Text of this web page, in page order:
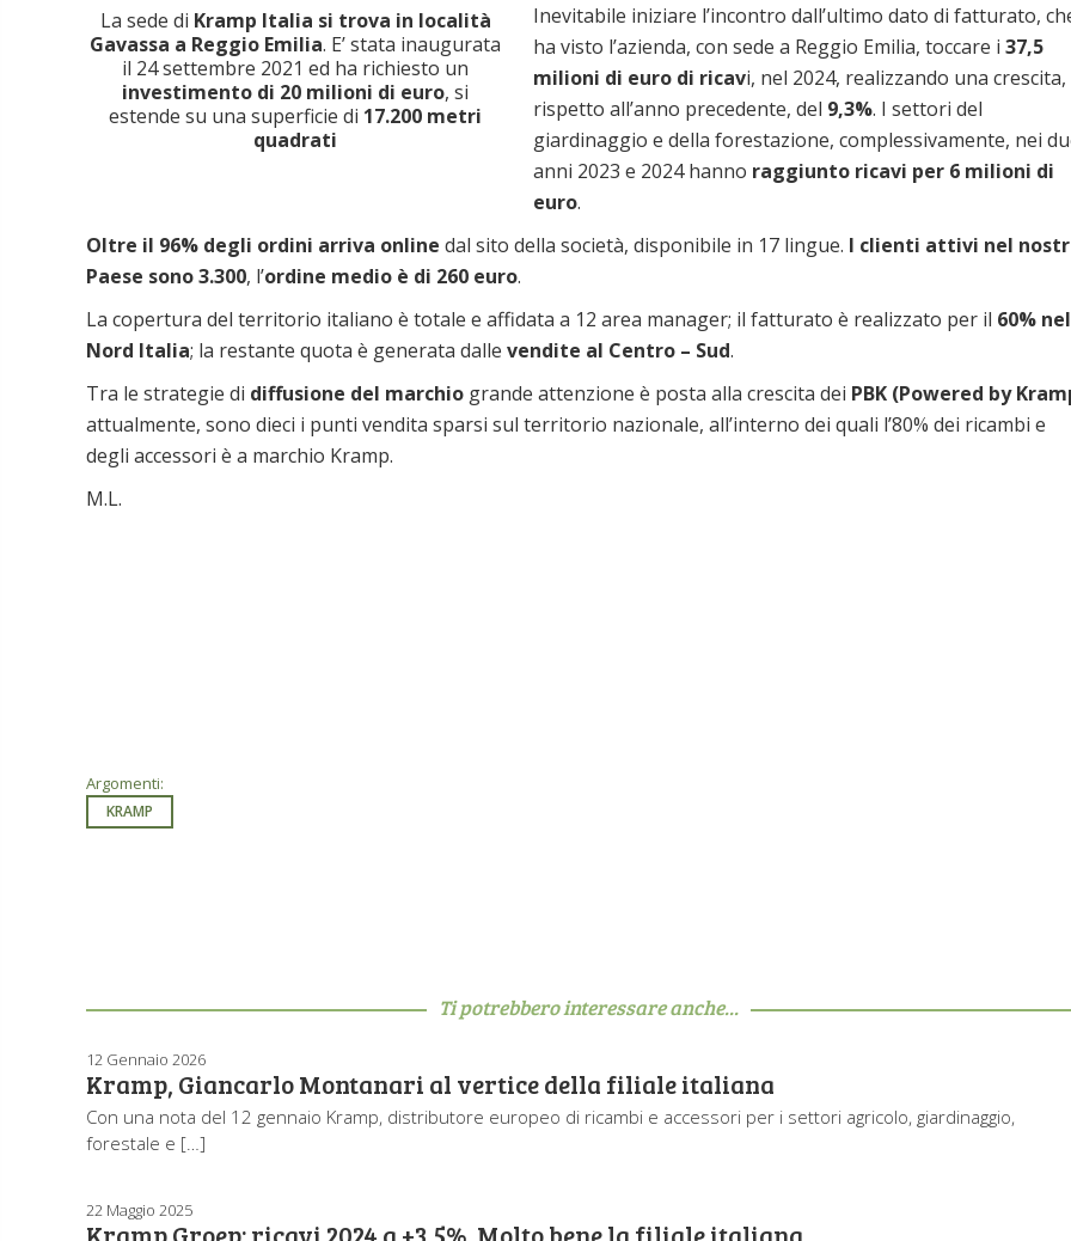
La sede di Kramp Italia si trova in località
Gavassa a Reggio Emilia. E’ stata inaugurata
il 24 settembre 2021 ed ha richiesto un
investimento di 20 milioni di euro, si
estende su una superficie di 17.200 metri
quadrati
Inevitabile iniziare l’incontro dall’ultimo dato di fatturato,
ha visto l’azienda, con sede a Reggio Emilia, toccare i 37,5
milioni di euro di ricavi, nel 2024, realizzando una crescita,
rispetto all’anno precedente, del 9,3%. I settori del
giardinaggio e della forestazione, complessivamente, nei
anni 2023 e 2024 hanno raggiunto ricavi per 6 milioni di
euro.
Oltre il 96% degli ordini arriva online dal sito della società, disponibile in 17 lingue. I clienti attivi nel
Paese sono 3.300, l’ordine medio è di 260 euro.
La copertura del territorio italiano è totale e affidata a 12 area manager; il fatturato è realizzato per il 60% nel
Nord Italia; la restante quota è generata dalle vendite al Centro – Sud.
Tra le strategie di diffusione del marchio grande attenzione è posta alla crescita dei PBK (Powered by
attualmente, sono dieci i punti vendita sparsi sul territorio nazionale, all’interno dei quali l’80% dei ricambi e
degli accessori è a marchio Kramp.
M.L.
Argomenti:
KRAMP
Ti potrebbero interessare anche...
12 Gennaio 2026
Kramp, Giancarlo Montanari al vertice della filiale italiana
Con una nota del 12 gennaio Kramp, distributore europeo di ricambi e accessori per i settori agricolo, giardinaggio,
forestale e […]
22 Maggio 2025